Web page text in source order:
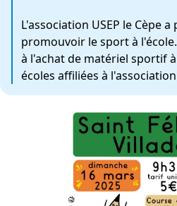
L'association USEP le Cèpe
promouvoir le sport à
à l'achat de matériel sportif
écoles affiliées à